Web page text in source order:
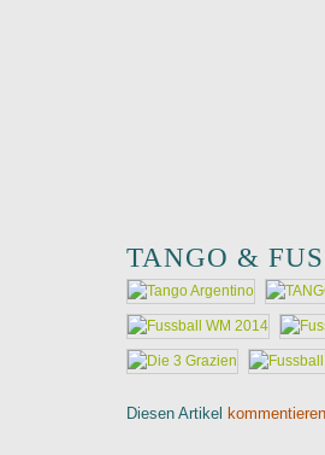
TANGO &
Diesen Artikel kommentieren